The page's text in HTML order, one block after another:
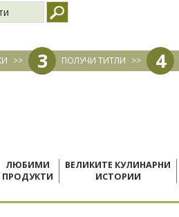
>> 3 ПОЛУЧИ ТИТЛИ >> 4
ЛЮБИМИ
ПРОДУКТИ
ВЕЛИКИТЕ КУЛИНАРНИ
ИСТОРИИ